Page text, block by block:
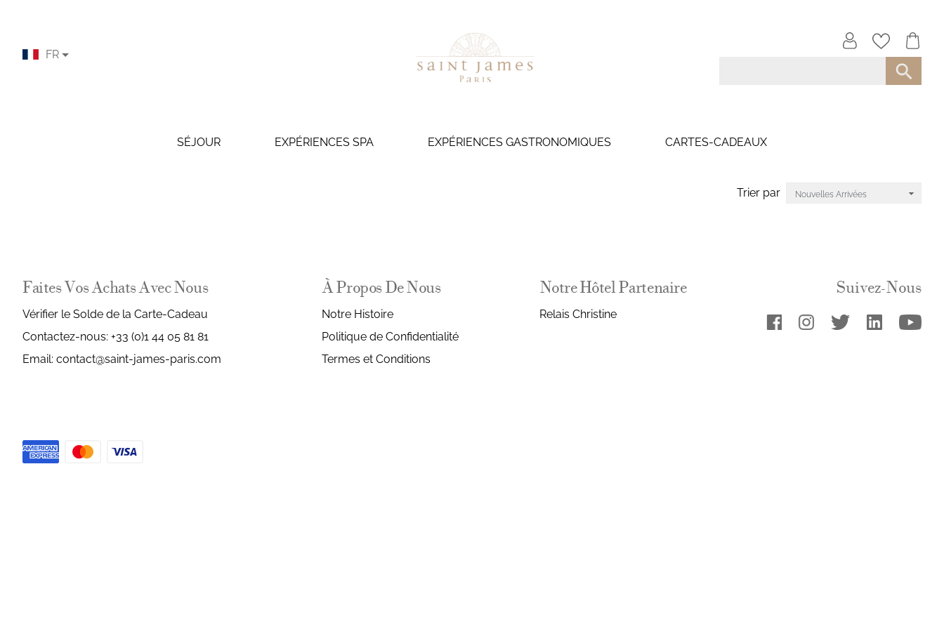
SÉJOUR EXPÉRIENCES SPA EXPÉRIENCES GASTRONOMIQUES CARTES-CADEAUX
Trier par
Faites Vos Achats Avec Nous
Vérifier le Solde de la Carte-Cadeau
Contactez-nous: +33 (0)1 44 05 81 81
Email: contact@saint-james-paris.com
À Propos De Nous
Notre Histoire
Politique de Confidentialité
Termes et Conditions
Notre Hôtel Partenaire
Relais Christine